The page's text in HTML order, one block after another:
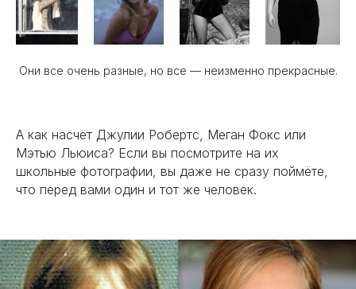
Они все очень разные, но все — неизменно прекрасные.
А как насчёт Джулии Робертс, Меган Фокс или
Мэтью Льюиса? Если вы посмотрите на их
школьные фотографии, вы даже не сразу поймёте,
что перед вами один и тот же человек.